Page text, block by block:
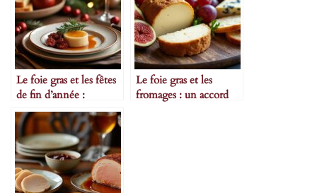
Le foie gras et les fêtes
de fin d’année :
traditions et évolutions
Le foie gras et les
fromages : un accord